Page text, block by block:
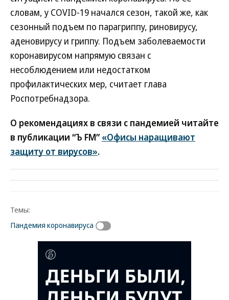
словам, у COVID-19 начался сезон, такой же, как
сезонный подъем по парагриппу, риновирусу,
аденовирусу и гриппу. Подъем заболеваемости
коронавирусом напрямую связан с
несоблюдением или недостатком
профилактических мер, считает глава
Роспотребнадзора.
О рекомендациях в связи с пандемией читайте
в публикации “Ъ FM” «Офисы наращивают
защиту от вирусов».
Темы:
Пандемия коронавируса